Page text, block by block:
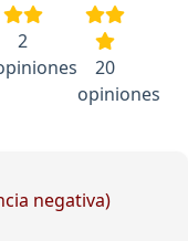
2
20
opiniones
negativa)